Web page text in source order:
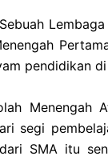
pendidikan
Menengah
segi
SMA itu